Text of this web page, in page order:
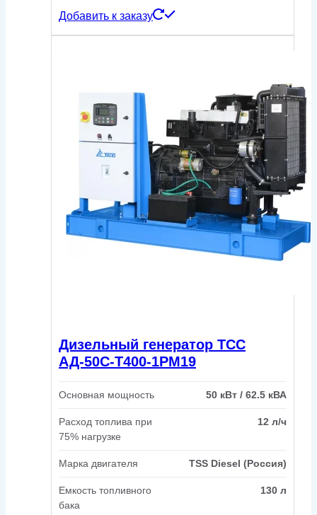
Добавить к заказу
Дизельный генератор ТСС
АД-50С-Т400-1РМ19
Основная мощность 50 кВт / 62.5 кВА
Расход топлива при
75% нагрузке
12 л/ч
Марка двигателя TSS Diesel (Россия)
Емкость топливного
бака
130 л